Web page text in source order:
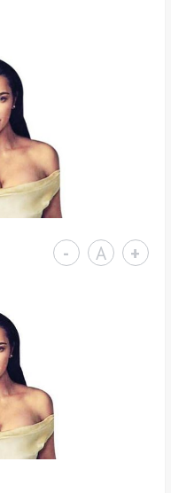
- A +